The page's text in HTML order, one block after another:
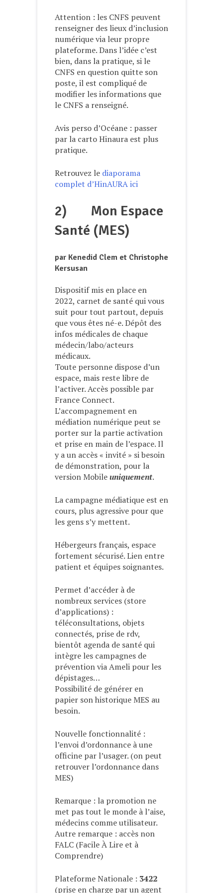
Attention : les CNFS peuvent
renseigner des lieux d’inclusion
numérique via leur propre
plateforme. Dans l’idée c’est
bien, dans la pratique, si le
CNFS en question quitte son
poste, il est compliqué de
modifier les informations que
le CNFS a renseigné.
Avis perso d’Océane : passer
par la carto Hinaura est plus
pratique.
Retrouvez le diaporama
complet d’HinAURA ici
2)
Mon Espace
Santé (MES)
par Kenedid Clem et Christophe
Kersusan
Dispositif mis en place en
2022, carnet de santé qui vous
suit pour tout partout, depuis
que vous êtes né-e. Dépôt des
infos médicales de chaque
médecin/labo/acteurs
médicaux.
Toute personne dispose d’un
espace, mais reste libre de
l’activer. Accès possible par
France Connect.
L’accompagnement en
médiation numérique peut se
porter sur la partie activation
et prise en main de l’espace. Il
y a un accès « invité » si besoin
de démonstration, pour la
version Mobileuniquement.
La campagne médiatique est en
cours, plus agressive pour que
les gens s’y mettent.
Hébergeurs français, espace
fortement sécurisé. Lien entre
patient et équipes soignantes.
Permet d’accéder à de
nombreux services (store
d’applications) :
téléconsultations, objets
connectés, prise de rdv,
bientôt agenda de santé qui
intègre les campagnes de
prévention via Ameli pour les
dépistages…
Possibilité de générer en
papier son historique MES au
besoin.
Nouvelle fonctionnalité :
l’envoi d’ordonnance à une
officine par l’usager. (on peut
retrouver l’ordonnance dans
MES)
Remarque : la promotion ne
met pas tout le monde à l’aise,
médecins comme utilisateur.
Autre remarque : accès non
FALC (Facile À Lire et à
Comprendre)
Plateforme Nationale : 3422
(prise en charge par un agent